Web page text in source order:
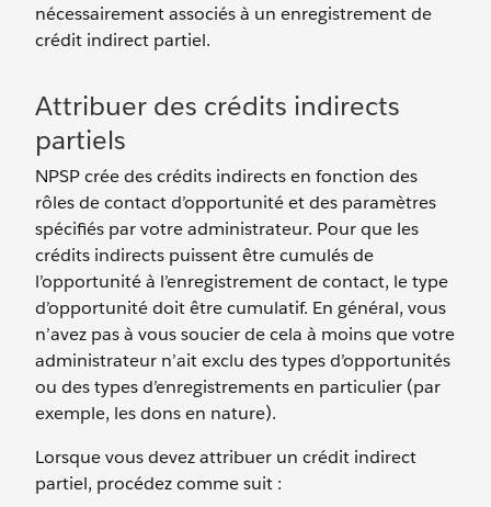
nécessairement associés à un enregistrement de
crédit indirect partiel.
Attribuer des crédits indirects
partiels
NPSP crée des crédits indirects en fonction des
rôles de contact d’opportunité et des paramètres
spécifiés par votre administrateur. Pour que les
crédits indirects puissent être cumulés de
l’opportunité à l’enregistrement de contact, le type
d’opportunité doit être cumulatif. En général, vous
n’avez pas à vous soucier de cela à moins que votre
administrateur n’ait exclu des types d’opportunités
ou des types d’enregistrements en particulier (par
exemple, les dons en nature).
Lorsque vous devez attribuer un crédit indirect
partiel, procédez comme suit :